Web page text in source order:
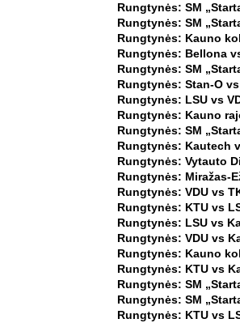
Rungtynės: SM
Rungtynės: SM
Rungtynės: Kauno
Rungtynės: Bellona
Rungtynės: SM
Rungtynės: Stan-O vs
Rungtynės: LSU vs
Rungtynės: Kauno
Rungtynės: SM
Rungtynės: Kautech
Rungtynės: Vytauto
Rungtynės: Miražas-
Rungtynės: VDU vs
Rungtynės: KTU vs
Rungtynės: LSU vs
Rungtynės: VDU vs
Rungtynės: Kauno
Rungtynės: KTU vs
Rungtynės: SM
Rungtynės: SM
Rungtynės: KTU vs